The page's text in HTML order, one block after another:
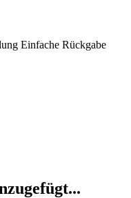
Einfache Rückgabe